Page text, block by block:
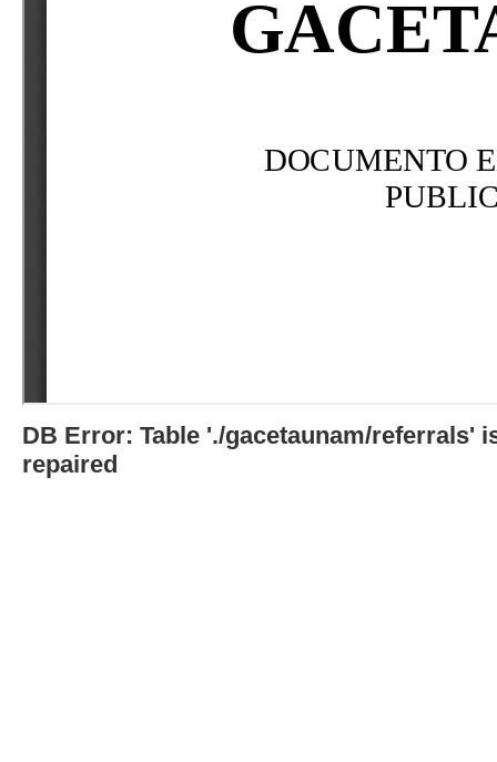
DB Error: Table './gacetaunam/referrals'
repaired